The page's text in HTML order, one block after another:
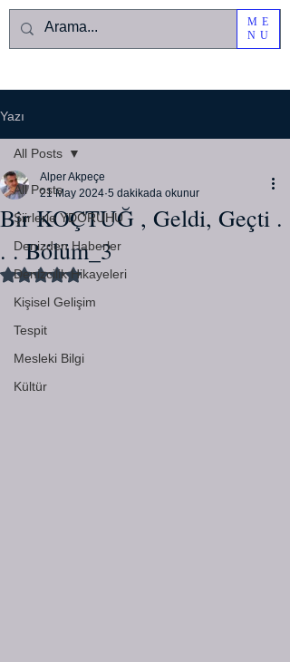
ME
NU
Yazı
All Posts
Şiirlerle YDORUHU
Denizden Haberler
Denizcilik Hikayeleri
Kişisel Gelişim
Tespit
Mesleki Bilgi
Kültür
All Posts
Bir KOÇTUĞ , Geldi, Geçti .
. . Bölüm_3
Alper Akpeçe
21 May 2024 5 dakikada okunur
5 üzerinden NaN yıldız